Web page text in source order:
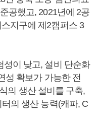
공했고, 2021년에 2공
지구에 제2캠퍼스 3
이 낮고, 설비 단순화
성 확보가 가능한 전
의 생산 설비를 구축,
의 생산 능력(캐파, C